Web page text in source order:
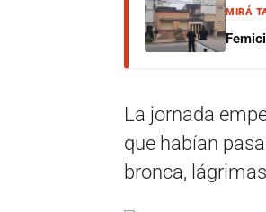
MIRÁ
La jornada
que habían
bronca,